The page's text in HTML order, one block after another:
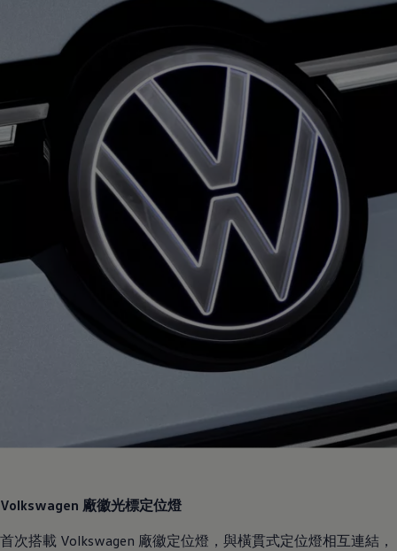
Volkswagen 廠徽光標定位燈
首次搭載 Volkswagen 廠徽定位燈，與橫貫式定位燈相互連結，